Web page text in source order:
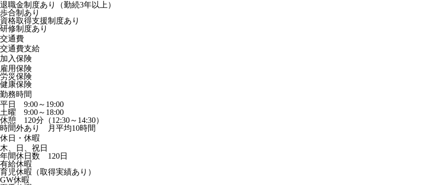
退職金制度あり（勤続3年以上）
歩合制あり
資格取得支援制度あり
研修制度あり
交通費
交通費支給
加入保険
雇用保険
労災保険
健康保険
勤務時間
平日 9:00～19:00
土曜 9:00～18:00
休憩 120分（12:30～14:30）
時間外あり 月平均10時間
休日・休暇
木、日、祝日
年間休日数 120日
有給休暇
育児休暇（取得実績あり）
GW休暇